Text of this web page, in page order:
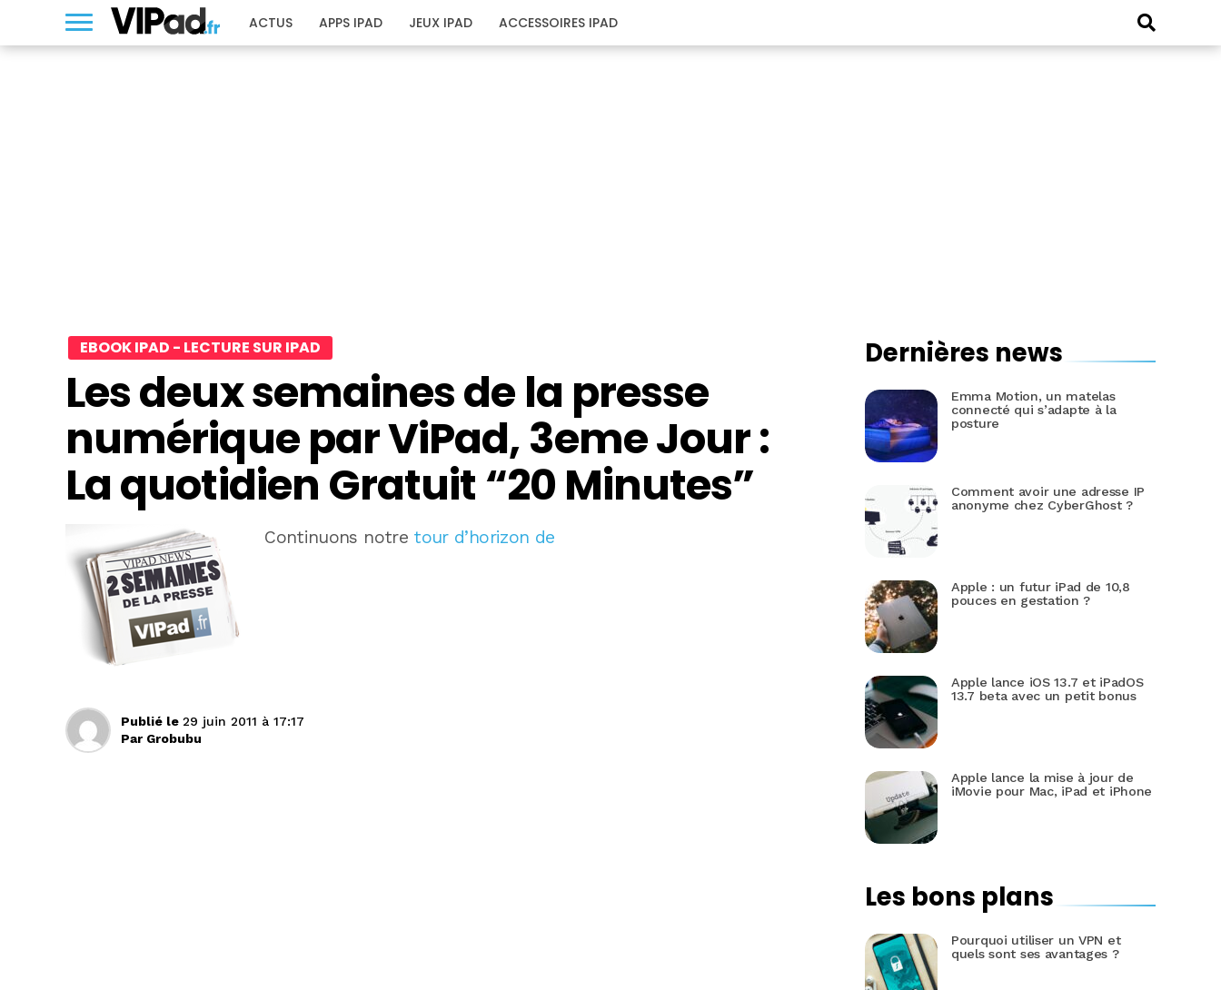
ACTUS APPS IPAD JEUX IPAD ACCESSOIRES IPAD
EBOOK IPAD - LECTURE SUR IPAD
Les deux semaines de la presse
numérique par ViPad, 3eme Jour :
La quotidien Gratuit “20 Minutes”
Continuons notre tour d’horizon de
Publié le 29 juin 2011 à 17:17
Par Grobubu
Dernières news
Emma Motion, un matelas
connecté qui s’adapte à la
posture
Comment avoir une adresse IP
anonyme chez CyberGhost ?
Apple : un futur iPad de 10,8
pouces en gestation ?
Apple lance iOS 13.7 et iPadOS
13.7 beta avec un petit bonus
Apple lance la mise à jour de
iMovie pour Mac, iPad et iPhone
Les bons plans
Pourquoi utiliser un VPN et
quels sont ses avantages ?